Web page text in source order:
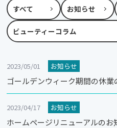
すべて お知らせ
ビューティーコラム
2023/05/01 お知らせ
ゴールデンウィーク期間の休業
2023/04/17 お知らせ
ホームページリニューアルのお